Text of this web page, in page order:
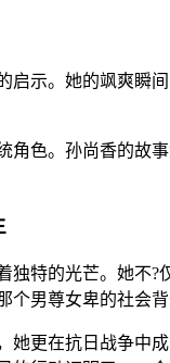
启示。她的飒爽瞬
角色。孙尚香的故
独特的光芒。她不
男尊女卑的社会
她更在抗日战争中